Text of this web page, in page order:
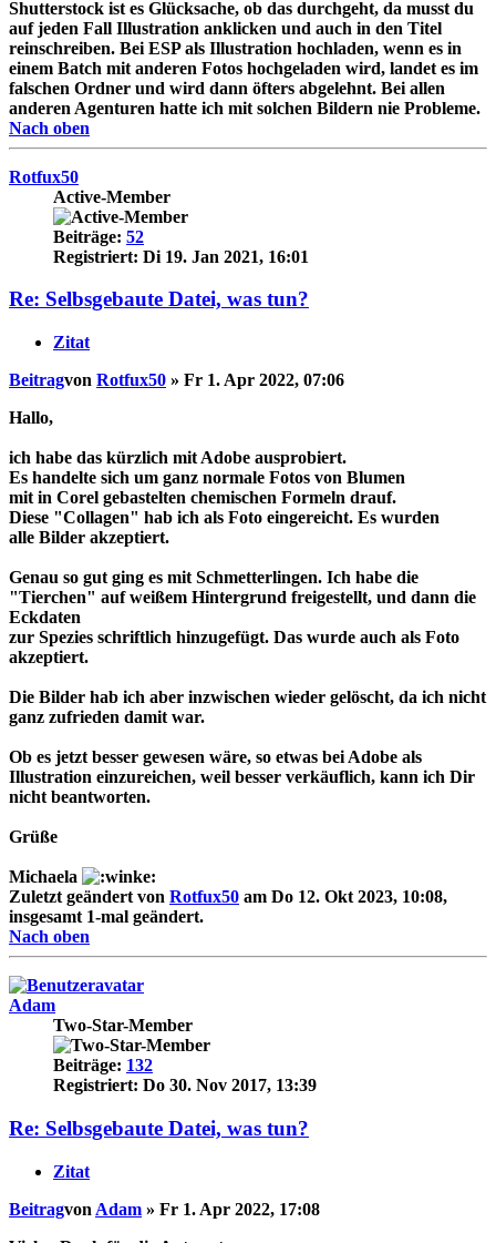
Shutterstock ist es Glücksache, ob das durchgeht, da musst du
auf jeden Fall Illustration anklicken und auch in den Titel
reinschreiben. Bei ESP als Illustration hochladen, wenn es in
einem Batch mit anderen Fotos hochgeladen wird, landet es im
falschen Ordner und wird dann öfters abgelehnt. Bei allen
anderen Agenturen hatte ich mit solchen Bildern nie Probleme.
Nach oben
Rotfux50
Active-Member
Beiträge: 52
Registriert: Di 19. Jan 2021, 16:01
Re: Selbsgebaute Datei, was tun?
Zitat
Beitragvon Rotfux50 » Fr 1. Apr 2022, 07:06
Hallo,
ich habe das kürzlich mit Adobe ausprobiert.
Es handelte sich um ganz normale Fotos von Blumen
mit in Corel gebastelten chemischen Formeln drauf.
Diese "Collagen" hab ich als Foto eingereicht. Es wurden
alle Bilder akzeptiert.
Genau so gut ging es mit Schmetterlingen. Ich habe die
"Tierchen" auf weißem Hintergrund freigestellt, und dann die
Eckdaten
zur Spezies schriftlich hinzugefügt. Das wurde auch als Foto
akzeptiert.
Die Bilder hab ich aber inzwischen wieder gelöscht, da ich nicht
ganz zufrieden damit war.
Ob es jetzt besser gewesen wäre, so etwas bei Adobe als
Illustration einzureichen, weil besser verkäuflich, kann ich Dir
nicht beantworten.
Grüße
Michaela
Zuletzt geändert von Rotfux50 am Do 12. Okt 2023, 10:08,
insgesamt 1-mal geändert.
Nach oben
Adam
Two-Star-Member
Beiträge: 132
Registriert: Do 30. Nov 2017, 13:39
Re: Selbsgebaute Datei, was tun?
Zitat
Beitragvon Adam » Fr 1. Apr 2022, 17:08